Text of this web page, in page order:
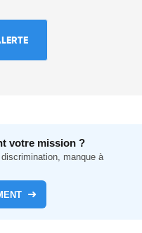
votre mission ?
manque à